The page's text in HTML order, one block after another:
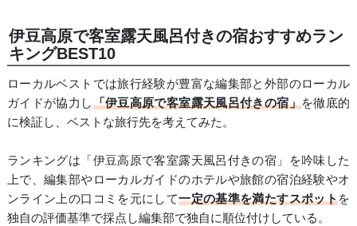
伊豆高原で客室露天風呂付きの宿おすすめラン
キングBEST10
ローカルベストでは旅行経験が豊富な編集部と外部のローカル
ガイドが協力し「伊豆高原で客室露天風呂付きの宿」を徹底的
に検証し、ベストな旅行先を考えてみた。
ランキングは「伊豆高原で客室露天風呂付きの宿」を吟味した
上で、編集部やローカルガイドのホテルや旅館の宿泊経験やオ
ンライン上の口コミを元にして一定の基準を満たすスポットを
独自の評価基準で採点し編集部で独自に順位付けしている。